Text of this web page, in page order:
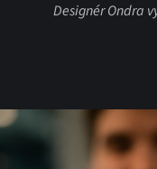
Designér Ondra